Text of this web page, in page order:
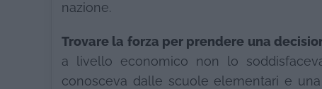
nazione.
Trovare la forza per prendere una
a livello economico non lo
conosceva dalle scuole elementari e